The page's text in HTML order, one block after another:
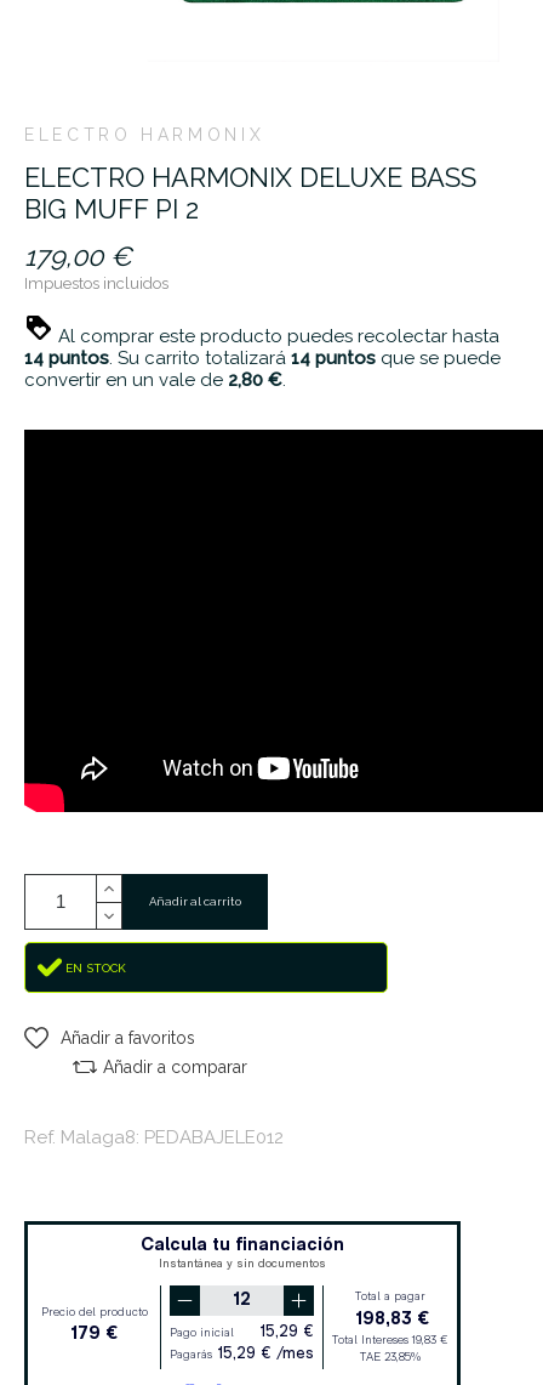
ELECTRO HARMONIX
ELECTRO HARMONIX DELUXE BASS
BIG MUFF PI 2
179,00 €
Impuestos incluidos
Al comprar este producto puedes recolectar hasta
14 puntos. Su carrito totalizará 14 puntos que se puede
convertir en un vale de 2,80 €.
Añadir al carrito
EN STOCK
Añadir a favoritos
Añadir a comparar
Ref. Malaga8: PEDABAJELE012